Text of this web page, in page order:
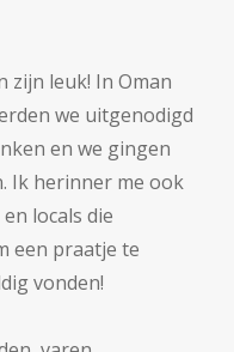
zijn leuk! In Oman
we uitgenodigd
en we gingen
Ik herinner me ook
locals die
een praatje te
vonden!